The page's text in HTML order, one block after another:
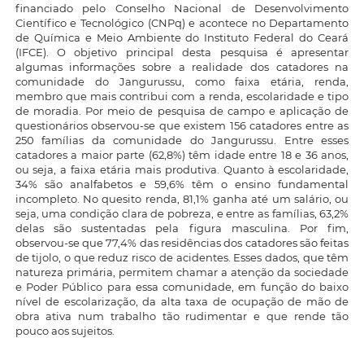
financiado pelo Conselho Nacional de Desenvolvimento
Científico e Tecnológico (CNPq) e acontece no Departamento
de Química e Meio Ambiente do Instituto Federal do Ceará
(IFCE). O objetivo principal desta pesquisa é apresentar
algumas informações sobre a realidade dos catadores na
comunidade do Jangurussu, como faixa etária, renda,
membro que mais contribui com a renda, escolaridade e tipo
de moradia. Por meio de pesquisa de campo e aplicação de
questionários observou-se que existem 156 catadores entre as
250 famílias da comunidade do Jangurussu. Entre esses
catadores a maior parte (62,8%) têm idade entre 18 e 36 anos,
ou seja, a faixa etária mais produtiva. Quanto à escolaridade,
34% são analfabetos e 59,6% têm o ensino fundamental
incompleto. No quesito renda, 81,1% ganha até um salário, ou
seja, uma condição clara de pobreza, e entre as famílias, 63,2%
delas são sustentadas pela figura masculina. Por fim,
observou-se que 77,4% das residências dos catadores são feitas
de tijolo, o que reduz risco de acidentes. Esses dados, que têm
natureza primária, permitem chamar a atenção da sociedade
e Poder Público para essa comunidade, em função do baixo
nível de escolarização, da alta taxa de ocupação de mão de
obra ativa num trabalho tão rudimentar e que rende tão
pouco aos sujeitos.